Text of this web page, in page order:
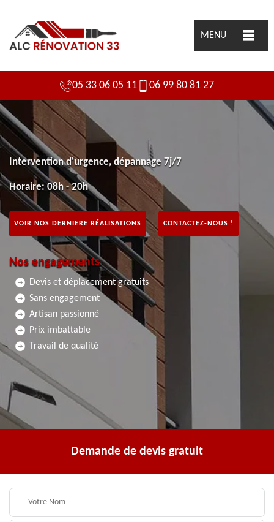
MENU
05 33 06 05 11 06 99 80 81 27
Intervention d'urgence, dépannage 7j/7
Horaire: 08h - 20h
VOIR NOS DERNIERE RÉALISATIONS CONTACTEZ-NOUS !
Nos engagements
Devis et déplacement gratuits
Sans engagement
Artisan passionné
Prix imbattable
Travail de qualité
Demande de devis gratuit